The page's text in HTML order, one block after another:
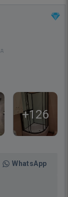
+126
WhatsApp